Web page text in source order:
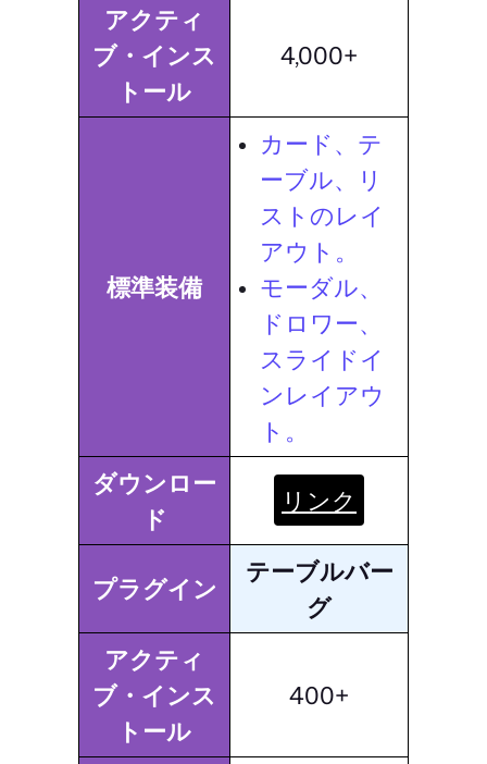
アクティ
ブ・インス
トール
4,000+
標準装備
カード、テ
ーブル、リ
ストのレイ
アウト。
モーダル、
ドロワー、
スライドイ
ンレイアウ
ト。
ダウンロー
ド
リンク
プラグイン
テーブルバー
グ
アクティ
ブ・インス
トール
400+